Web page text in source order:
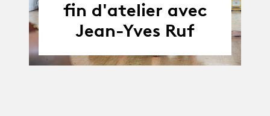
fin d'atelier avec
Jean-Yves Ruf